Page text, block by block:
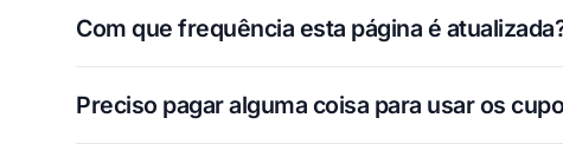
Com que frequência esta página é
Preciso pagar alguma coisa para usar os